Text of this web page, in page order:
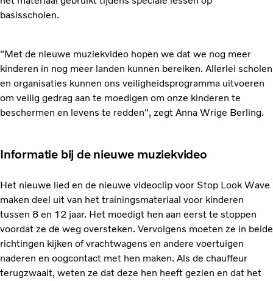
basisscholen.
"Met de nieuwe muziekvideo hopen we dat we nog meer
kinderen in nog meer landen kunnen bereiken. Allerlei scholen
en organisaties kunnen ons veiligheidsprogramma uitvoeren
om veilig gedrag aan te moedigen om onze kinderen te
beschermen en levens te redden", zegt Anna Wrige Berling.
Informatie bij de nieuwe muziekvideo
Het nieuwe lied en de nieuwe videoclip voor Stop Look Wave
maken deel uit van het trainingsmateriaal voor kinderen
tussen 8 en 12 jaar. Het moedigt hen aan eerst te stoppen
voordat ze de weg oversteken. Vervolgens moeten ze in beide
richtingen kijken of vrachtwagens en andere voertuigen
naderen en oogcontact met hen maken. Als de chauffeur
terugzwaait, weten ze dat deze hen heeft gezien en dat het